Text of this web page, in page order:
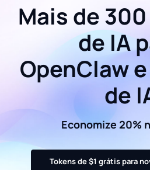
Mais de
de IA
OpenClaw
de
Economize 20%
Tokens de $1 grátis para